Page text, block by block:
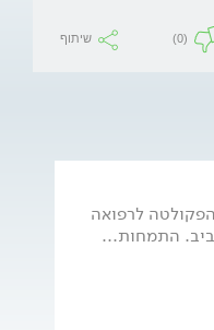
(0) שיתוף
הפקולטה לרפואה
התמחות...